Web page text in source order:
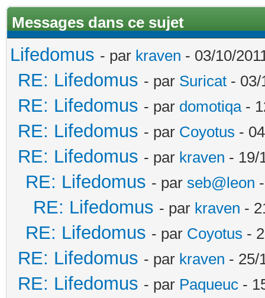
Messages dans ce sujet
Lifedomus - par kraven - 03/10/
RE: Lifedomus - par Suricat - 03/
RE: Lifedomus - par domotiqa-
RE: Lifedomus - par Coyotus -
RE: Lifedomus - par kraven - 19/
RE: Lifedomus - par seb@leon
RE: Lifedomus - par kraven -
RE: Lifedomus - par Coyotus -
RE: Lifedomus - par kraven - 25/
RE: Lifedomus - par Paqueuc -